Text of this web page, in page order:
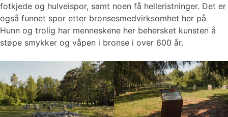
fotkjede og hulveispor, samt noen få helleristninger. Det er
også funnet spor etter bronsesmedvirksomhet her på
Hunn og trolig har menneskene her behersket kunsten å
støpe smykker og våpen i bronse i over 600 år.